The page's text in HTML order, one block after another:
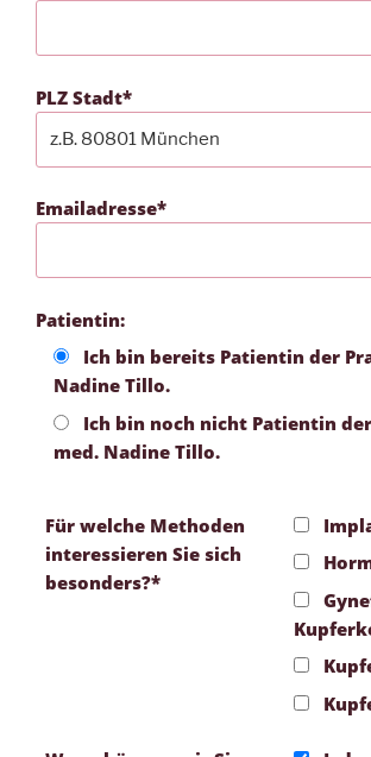
PLZ Stadt*
Emailadresse*
Patientin:
Ich bin bereits Patientin der
Nadine Tillo.
Ich bin noch nicht Patientin
med. Nadine Tillo.
Für welche Methoden
interessieren Sie sich
besonders?*